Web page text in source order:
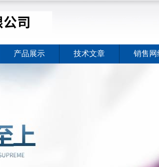
产品展示 技术文章 销售网